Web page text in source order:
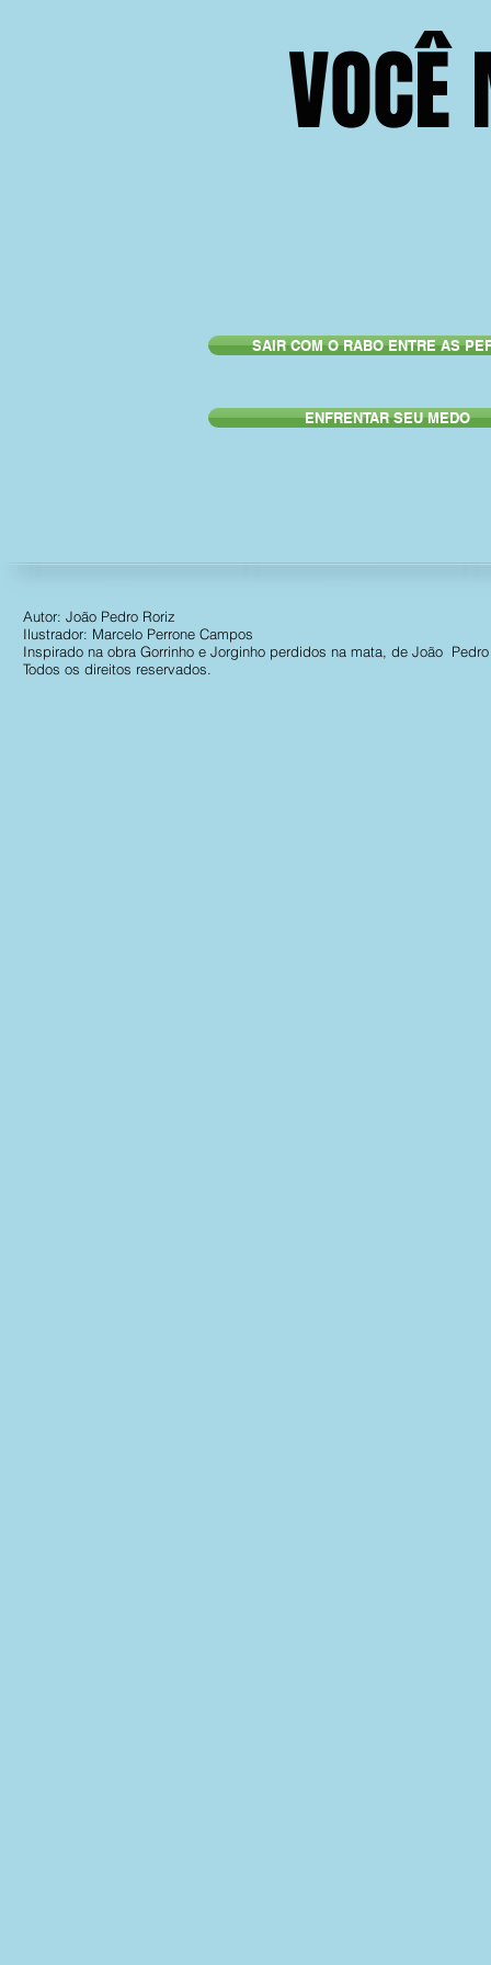
VOCÊ
SAIR COM O RABO ENTRE AS
ENFRENTAR SEU MEDO
Autor: João Pedro Roriz
Ilustrador: Marcelo Perrone Campos
Inspirado na obra Gorrinho e Jorginho perdidos na mata, de João
Todos os direitos reservados.